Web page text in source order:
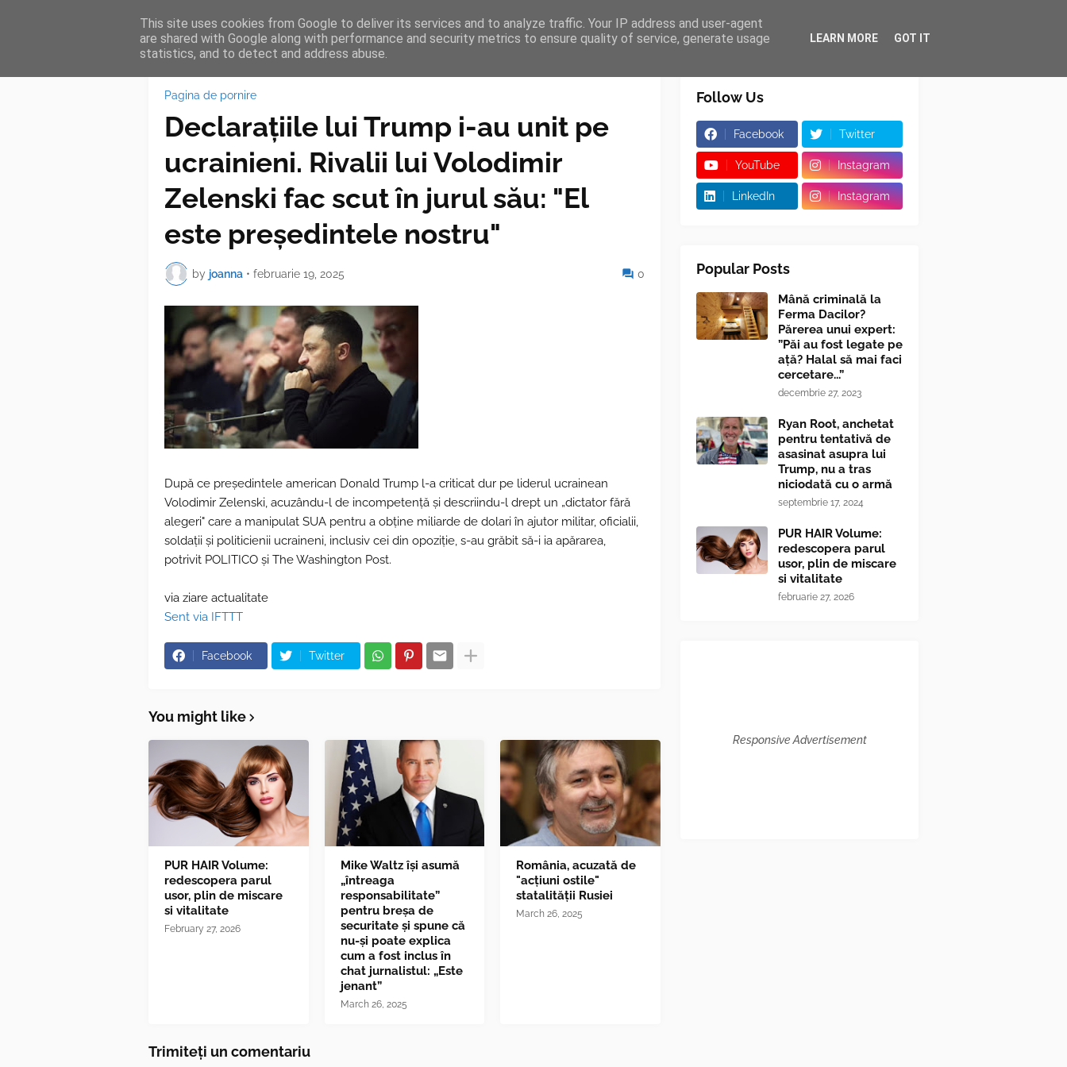
HOME FEATURES BLOGGER TIPOGRAPHY SHORTCODES
Pagina de pornire
Declarațiile lui Trump i-au unit pe
ucrainieni. Rivalii lui Volodimir
Zelenski fac scut în jurul său: "El
este președintele nostru"
by joanna • februarie 19, 2025 0
După ce președintele american Donald Trump l-a criticat dur pe liderul ucrainean
Volodimir Zelenski, acuzându-l de incompetență și descriindu-l drept un „dictator fără
alegeri" care a manipulat SUA pentru a obține miliarde de dolari în ajutor militar, oficialii,
soldații și politicienii ucraineni, inclusiv cei din opoziție, s-au grăbit să-i ia apărarea,
potrivit POLITICO și The Washington Post.
via ziare actualitate
Sent via IFTTT
Facebook Twitter
You might like
PUR HAIR Volume:
redescopera parul
usor, plin de miscare
si vitalitate
February 27, 2026
Mike Waltz îşi asumă
„întreaga
responsabilitate”
pentru breşa de
securitate și spune că
nu-și poate explica
cum a fost inclus în
chat jurnalistul: „Este
jenant”
March 26, 2025
România, acuzată de
"acțiuni ostile"
statalității Rusiei
March 26, 2025
Trimiteți un comentariu
Follow Us
Facebook Twitter
YouTube Instagram
LinkedIn Instagram
Popular Posts
Mână criminală la
Ferma Dacilor?
Părerea unui expert:
”Păi au fost legate pe
ață? Halal să mai faci
cercetare...”
decembrie 27, 2023
Ryan Root, anchetat
pentru tentativă de
asasinat asupra lui
Trump, nu a tras
niciodată cu o armă
septembrie 17, 2024
PUR HAIR Volume:
redescopera parul
usor, plin de miscare
si vitalitate
februarie 27, 2026
Responsive Advertisement
This site uses cookies from Google to deliver its services and to analyze traffic. Your IP address and user-agent
are shared with Google along with performance and security metrics to ensure quality of service, generate usage
statistics, and to detect and address abuse.
LEARN MORE GOT IT